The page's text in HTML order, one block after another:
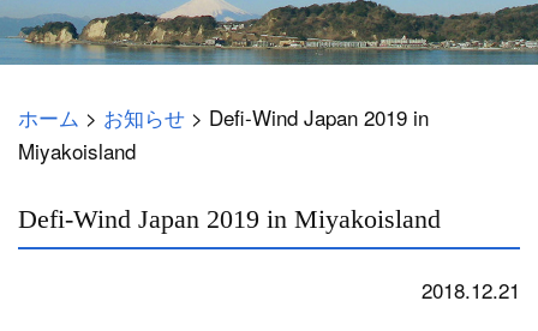
ホーム > お知らせ > Defi-Wind Japan 2019 in
Miyakoisland
Defi-Wind Japan 2019 in Miyakoisland
2018.12.21